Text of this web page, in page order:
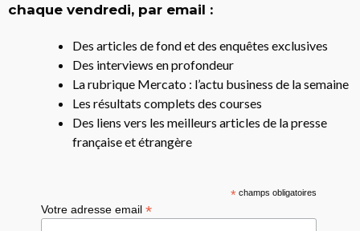
chaque vendredi, par email :
Des articles de fond et des enquêtes exclusives
Des interviews en profondeur
La rubrique Mercato : l’actu business de la semaine
Les résultats complets des courses
Des liens vers les meilleurs articles de la presse
française et étrangère
*champs obligatoires
Votre adresse email*